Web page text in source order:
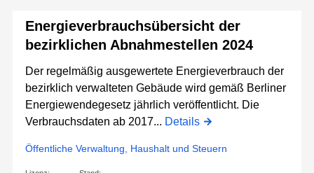
Energieverbrauchsübersicht der
bezirklichen Abnahmestellen 2024
Der regelmäßig ausgewertete Energieverbrauch der
bezirklich verwalteten Gebäude wird gemäß Berliner
Energiewendegesetz jährlich veröffentlicht. Die
Verbrauchsdaten ab 2017... Details
Öffentliche Verwaltung, Haushalt und Steuern